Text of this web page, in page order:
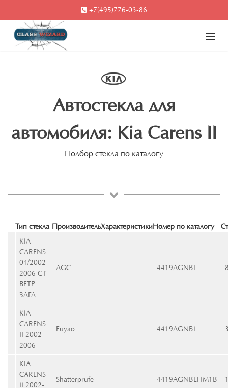
+7(495)776-03-86
Автостекла для
автомобиля: Kia Carens II
Подбор стекла по каталогу
Тип стекла ПроизводительХарактеристикиНомер по каталогу
KIA
CARENS
04/2002-
2006 СТ
ВЕТР
ЗЛГЛ
AGC 4419AGNBL
KIA
CARENS
II 2002-
2006
Fuyao 4419AGNBL
KIA
CARENS
II 2002-
Shatterprufe 4419AGNBLHM1B